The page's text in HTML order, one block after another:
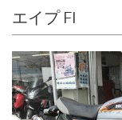
エイプ FI